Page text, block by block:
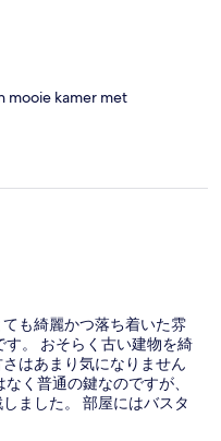
mooie kamer met
も綺麗かつ落ち着いた雰
。 おそらく古い建物を綺
はあまり気になりません
く普通の鍵なのですが、
ました。 部屋にはバスタ
よかったです。